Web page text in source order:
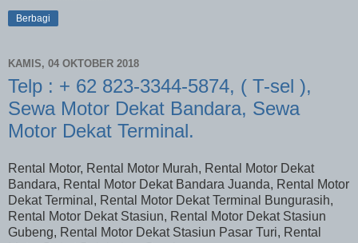
Berbagi
KAMIS, 04 OKTOBER 2018
Telp : + 62 823-3344-5874, ( T-sel ),
Sewa Motor Dekat Bandara, Sewa
Motor Dekat Terminal.
Rental Motor, Rental Motor Murah, Rental Motor Dekat
Bandara, Rental Motor Dekat Bandara Juanda, Rental Motor
Dekat Terminal, Rental Motor Dekat Terminal Bungurasih,
Rental Motor Dekat Stasiun, Rental Motor Dekat Stasiun
Gubeng, Rental Motor Dekat Stasiun Pasar Turi, Rental